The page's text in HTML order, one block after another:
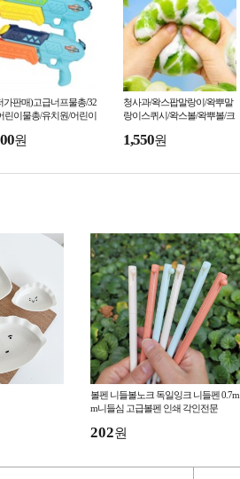
가판매)고급너프물총/32
린이물총/유치원/어린이
원
청사과/왁스팝말랑이/왁뿌말
랑이스퀴시/왁스볼/왁뿌볼/크
크림 말랑이
1,550원
볼펜 니들볼노크 독일잉크 니들펜 0.7m
m니들심 고급볼펜 인쇄 각인전문
202원